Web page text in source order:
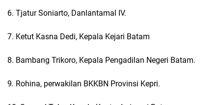
6. Tjatur Soniarto, Danlantamal IV.
7. Ketut Kasna Dedi, Kepala Kejari Batam
8. Bambang Trikoro, Kepala Pengadilan Negeri Batam.
9. Rohina, perwakilan BKKBN Provinsi Kepri.